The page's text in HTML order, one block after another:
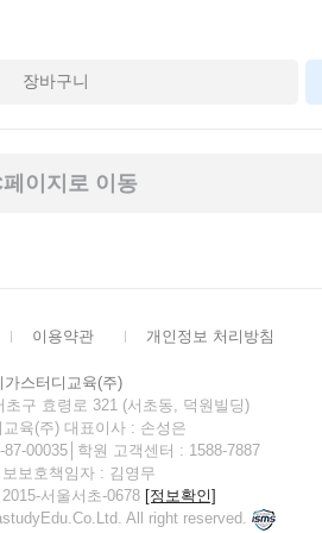
장바구니
페이지로 이동
이용약관 개인정보 처리방침
가스터디교육(주)
초구 효령로 321 (서초동, 덕원빌딩)
교육(주) 대표이사 : 손성은
00035│학원 고객센터 : 1588-7887
보호책임자 : 김영무
서울서초-0678 [정보확인]
All right reserved.